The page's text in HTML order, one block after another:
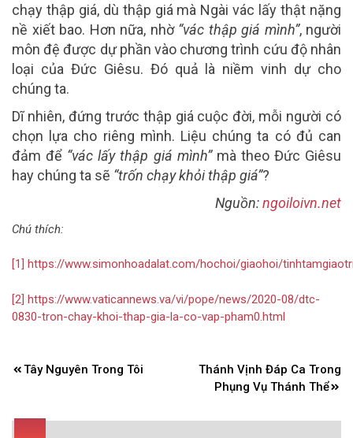
chạy thập giá, dù thập giá mà Ngài vác lấy thật nặng
nề xiết bao. Hơn nữa, nhờ “vác thập giá mình”, người
môn đệ được dự phần vào chương trình cứu độ nhân
loại của Đức Giêsu. Đó quả là niềm vinh dự cho
chúng ta.
Dĩ nhiên, đứng trước thập giá cuộc đời, mỗi người có
chọn lựa cho riêng mình. Liệu chúng ta có đủ can
đảm để “vác lấy thập giá mình”mà theo Đức Giêsu
hay chúng ta sẽ “trốn chạy khỏi thập giá”?
Nguồn:ngoiloivn.net
Chú thích:
[1] https://www.simonhoadalat.com/hochoi/giaohoi/
[2] https://www.vaticannews.va/vi/pope/news/2020-08/dtc-
0830-tron-chay-khoi-thap-gia-la-co-vap-pham0.html
Điều
viết
Tây Nguyên Trong Tôi
Thánh Vịnh Đáp Ca Trong
Phụng Vụ Thánh Thể